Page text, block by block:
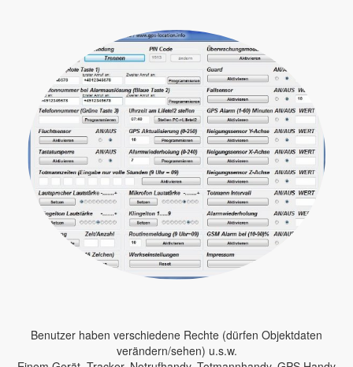
Benutzer haben verschiedene Rechte (dürfen Objektdaten
verändern/sehen) u.s.w.